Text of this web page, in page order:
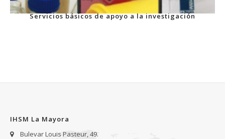
Servicios básicos de apoyo a la investigación
IHSM La Mayora
Bulevar Louis Pasteur, 49.